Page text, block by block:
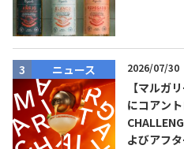
ニュース 2026/07/30
【マルガ
にコアン
よびアフ